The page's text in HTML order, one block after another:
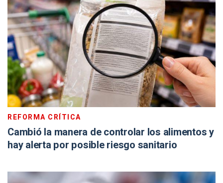
REFORMA CRÍTICA
Cambió la manera de controlar los alimentos y
hay alerta por posible riesgo sanitario